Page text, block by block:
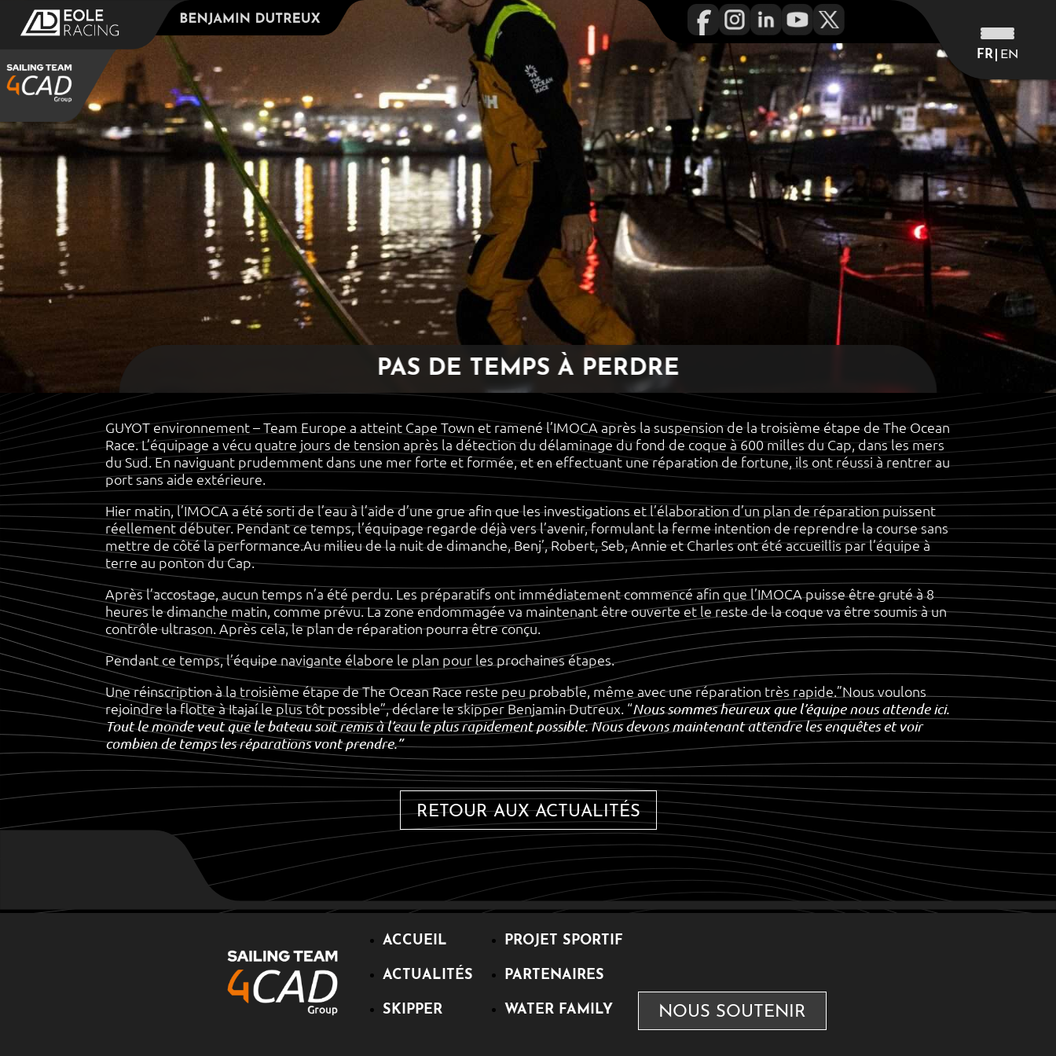
FR EN
PAS DE TEMPS À PERDRE
GUYOT environnement – Team Europe a atteint Cape Town et ramené l’IMOCA après la suspension de la troisième étape de The Ocean
Race. L’équipage a vécu quatre jours de tension après la détection du délaminage du fond de coque à 600 milles du Cap, dans les mers
du Sud. En naviguant prudemment dans une mer forte et formée, et en effectuant une réparation de fortune, ils ont réussi à rentrer au
port sans aide extérieure.
Hier matin, l’IMOCA a été sorti de l’eau à l’aide d’une grue afin que les investigations et l’élaboration d’un plan de réparation puissent
réellement débuter. Pendant ce temps, l’équipage regarde déjà vers l’avenir, formulant la ferme intention de reprendre la course sans
mettre de côté la performance.Au milieu de la nuit de dimanche, Benj’, Robert, Seb, Annie et Charles ont été accueillis par l’équipe à
terre au ponton du Cap.
Après l’accostage, aucun temps n’a été perdu. Les préparatifs ont immédiatement commencé afin que l’IMOCA puisse être gruté à 8
heures le dimanche matin, comme prévu. La zone endommagée va maintenant être ouverte et le reste de la coque va être soumis à un
contrôle ultrason. Après cela, le plan de réparation pourra être conçu.
Pendant ce temps, l’équipe navigante élabore le plan pour les prochaines étapes.
Une réinscription à la troisième étape de The Ocean Race reste peu probable, même avec une réparation très rapide.”Nous voulons
rejoindre la flotte à Itajaí le plus tôt possible”, déclare le skipper Benjamin Dutreux. “Nous sommes heureux que l’équipe nous attende ici.
Tout le monde veut que le bateau soit remis à l’eau le plus rapidement possible. Nous devons maintenant attendre les enquêtes et voir
combien de temps les réparations vont prendre.”
RETOUR AUX ACTUALITÉS
ACCUEIL
ACTUALITÉS
SKIPPER
PROJET SPORTIF
PARTENAIRES
WATER FAMILY NOUS SOUTENIR
Panneau de gestion des cookies